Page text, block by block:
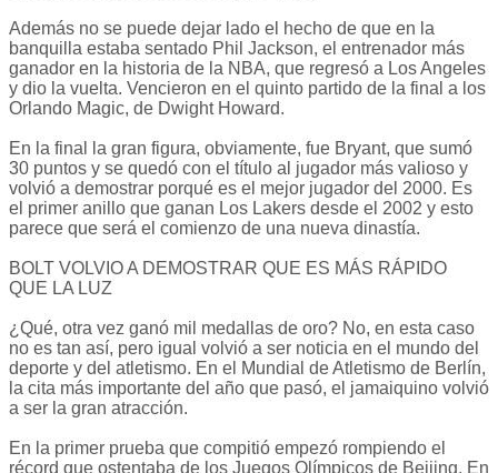
Además no se puede dejar lado el hecho de que en la
banquilla estaba sentado Phil Jackson, el entrenador más
ganador en la historia de la NBA, que regresó a Los Angeles
y dio la vuelta. Vencieron en el quinto partido de la final a los
Orlando Magic, de Dwight Howard.
En la final la gran figura, obviamente, fue Bryant, que sumó
30 puntos y se quedó con el título al jugador más valioso y
volvió a demostrar porqué es el mejor jugador del 2000. Es
el primer anillo que ganan Los Lakers desde el 2002 y esto
parece que será el comienzo de una nueva dinastía.
BOLT VOLVIO A DEMOSTRAR QUE ES MÁS RÁPIDO
QUE LA LUZ
¿Qué, otra vez ganó mil medallas de oro? No, en esta caso
no es tan así, pero igual volvió a ser noticia en el mundo del
deporte y del atletismo. En el Mundial de Atletismo de Berlín,
la cita más importante del año que pasó, el jamaiquino volvió
a ser la gran atracción.
En la primer prueba que compitió empezó rompiendo el
récord que ostentaba de los Juegos Olímpicos de Beijing. En